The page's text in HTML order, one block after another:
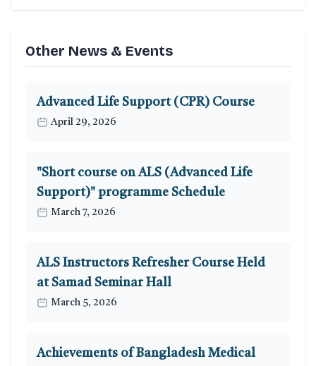
Other News & Events
Advanced Life Support (CPR) Course
April 29, 2026
"Short course on ALS (Advanced Life
Support)" programme Schedule
March 7, 2026
ALS Instructors Refresher Course Held
at Samad Seminar Hall
March 5, 2026
Achievements of Bangladesh Medical